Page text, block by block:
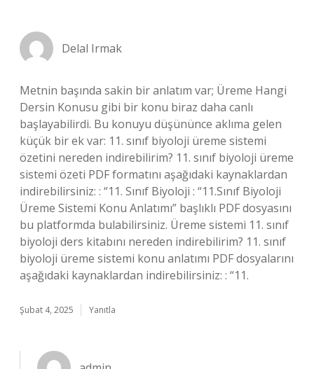
Delal Irmak
Metnin başında sakin bir anlatım var; Üreme Hangi
Dersin Konusu gibi bir konu biraz daha canlı
başlayabilirdi. Bu konuyu düşününce aklıma gelen
küçük bir ek var: 11. sınıf biyoloji üreme sistemi
özetini nereden indirebilirim? 11. sınıf biyoloji üreme
sistemi özeti PDF formatını aşağıdaki kaynaklardan
indirebilirsiniz: : “11. Sınıf Biyoloji : “11.Sınıf Biyoloji
Üreme Sistemi Konu Anlatımı” başlıklı PDF dosyasını
bu platformda bulabilirsiniz. Üreme sistemi 11. sınıf
biyoloji ders kitabını nereden indirebilirim? 11. sınıf
biyoloji üreme sistemi konu anlatımı PDF dosyalarını
aşağıdaki kaynaklardan indirebilirsiniz: : “11.
Şubat 4, 2025 Yanıtla